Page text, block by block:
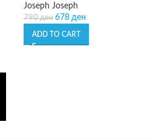
Joseph Joseph
790ден 678 ден
ADD TO CART